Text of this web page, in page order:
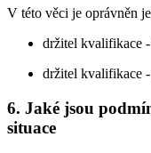
V této věci je oprávněn
držitel kvalifikace
držitel kvalifikace
6. Jaké jsou
situace